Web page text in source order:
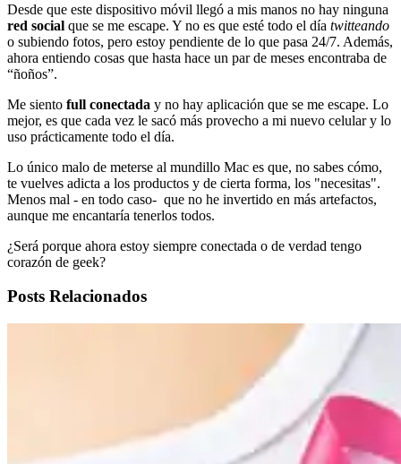
Desde que este dispositivo móvil llegó a mis manos no hay ninguna
red social que se me escape. Y no es que esté todo el día twitteando
o subiendo fotos, pero estoy pendiente de lo que pasa 24/7. Además,
ahora entiendo cosas que hasta hace un par de meses encontraba de
“ñoños”.
Me siento full conectada y no hay aplicación que se me escape. Lo
mejor, es que cada vez le sacó más provecho a mi nuevo celular y lo
uso prácticamente todo el día.
Lo único malo de meterse al mundillo Mac es que, no sabes cómo,
te vuelves adicta a los productos y de cierta forma, los "necesitas".
Menos mal - en todo caso- que no he invertido en más artefactos,
aunque me encantaría tenerlos todos.
¿Será porque ahora estoy siempre conectada o de verdad tengo
corazón de geek?
Posts Relacionados